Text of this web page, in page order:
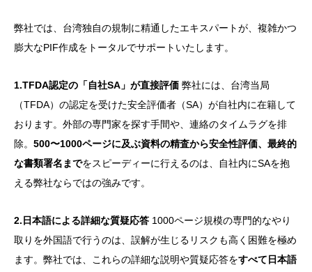
弊社では、台湾独自の規制に精通したエキスパートが、複雑かつ
膨大なPIF作成をトータルでサポートいたします。
1.TFDA認定の「自社SA」が直接評価 弊社には、台湾当局
（TFDA）の認定を受けた安全評価者（SA）が自社内に在籍して
おります。外部の専門家を探す手間や、連絡のタイムラグを排
除。 500〜1000ページに及ぶ資料の精査から安全性評価、最終的
な書類署名までをスピーディーに行えるのは、自社内にSAを抱
える弊社ならではの強みです。
2.日本語による詳細な質疑応答 1000ページ規模の専門的なやり
取りを外国語で行うのは、誤解が生じるリスクも高く困難を極め
ます。弊社では、これらの詳細な説明や質疑応答をすべて日本語